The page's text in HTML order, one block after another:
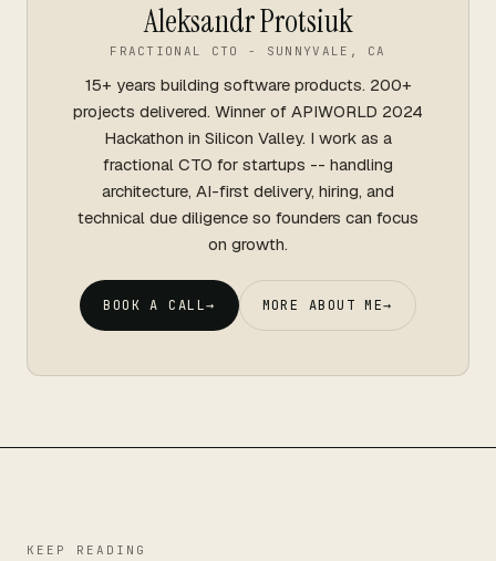
Aleksandr Protsiuk
FRACTIONAL CTO - SUNNYVALE, CA
15+ years building software products. 200+
projects delivered. Winner of APIWORLD 2024
Hackathon in Silicon Valley. I work as a
fractional CTO for startups -- handling
architecture, AI-first delivery, hiring, and
technical due diligence so founders can focus
on growth.
BOOK A CALL→ MORE ABOUT ME→
KEEP READING